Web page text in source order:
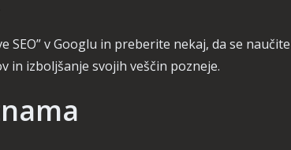
SEO” v Googlu in preberite nekaj, da se naučite
in izboljšanje svojih veščin pozneje.